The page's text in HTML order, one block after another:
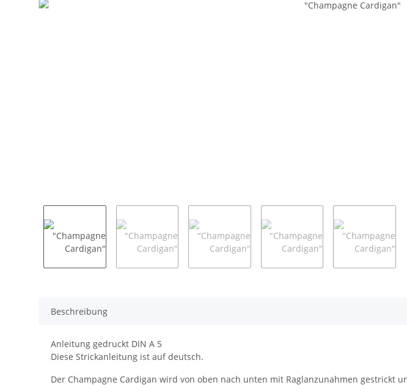
Beschreibung
Anleitung gedruckt DIN A 5
Diese Strickanleitung ist auf deutsch.
Der Champagne Cardigan wird von oben nach unten mit Raglanzunahmen